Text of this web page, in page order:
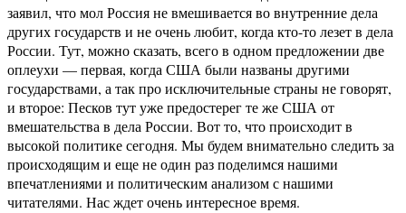
заявил, что мол Россия не вмешивается во внутренние дела
других государств и не очень любит, когда кто-то лезет в дела
России. Тут, можно сказать, всего в одном предложении две
оплеухи — первая, когда США были названы другими
государствами, а так про исключительные страны не говорят,
и второе: Песков тут уже предостерег те же США от
вмешательства в дела России. Вот то, что происходит в
высокой политике сегодня. Мы будем внимательно следить за
происходящим и еще не один раз поделимся нашими
впечатлениями и политическим анализом с нашими
читателями. Нас ждет очень интересное время.